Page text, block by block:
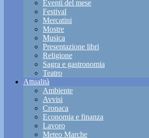
Eventi del mese
Festival
Mercatini
Mostre
Musica
Presentazione libri
Religione
Sagra e gastronomia
Teatro
Attualità
Ambiente
Avvisi
Cronaca
Economia e finanza
Lavoro
Meteo Marche